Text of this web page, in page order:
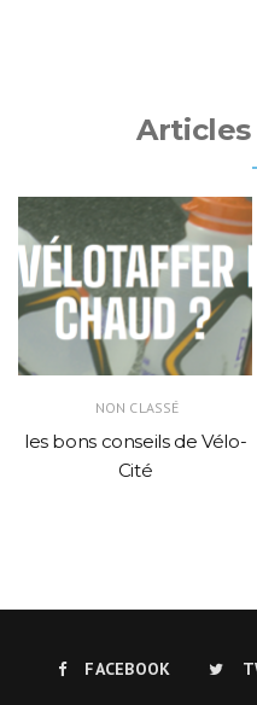
Articles
NON CLASSÉ
les bons conseils de Vélo-
Cité
FACEBOOK